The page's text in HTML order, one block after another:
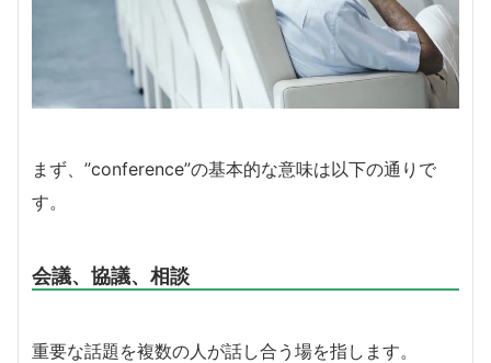
まず、”conference”の基本的な意味は以下の通りで
す。
会議、協議、相談
重要な話題を複数の人が話し合う場を指します。